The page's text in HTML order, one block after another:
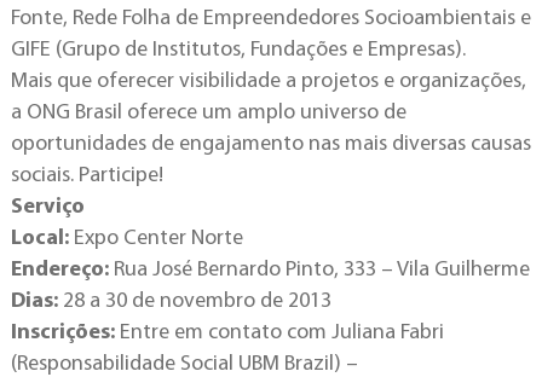
Fonte, Rede Folha de Empreendedores Socioambientais e
GIFE (Grupo de Institutos, Fundações e Empresas).
Mais que oferecer visibilidade a projetos e organizações,
a ONG Brasil oferece um amplo universo de
oportunidades de engajamento nas mais diversas causas
sociais. Participe!
Serviço
Local:Expo Center Norte
Endereço:Rua José Bernardo Pinto, 333 – Vila Guilherme
Dias:28 a 30 de novembro de 2013
Inscrições:Entre em contato com Juliana Fabri
(Responsabilidade Social UBM Brazil) –